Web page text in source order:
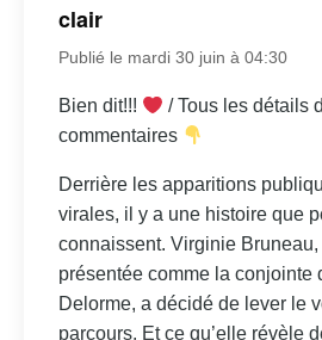
clair
Publié le mardi 30 juin à 04:30
Bien dit!!!
/ Tous les détails
commentaires
Derrière les apparitions
virales, il y a une histoire que
connaissent. Virginie
présentée comme la conjointe
Delorme, a décidé de lever le
parcours. Et ce qu’elle révèle